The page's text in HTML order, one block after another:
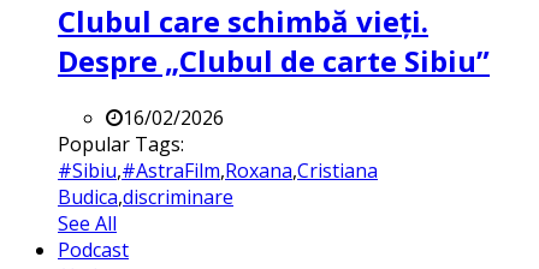
Clubul care schimbă vieți.
Despre „Clubul de carte Sibiu”
16/02/2026
Popular Tags:
#Sibiu,#AstraFilm,Roxana,Cristiana
Budica,discriminare
See All
Podcast